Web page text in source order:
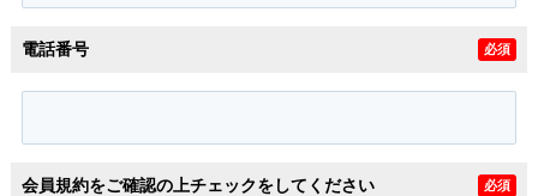
電話番号 必須
会員規約をご確認の上チェックをしてください 必須